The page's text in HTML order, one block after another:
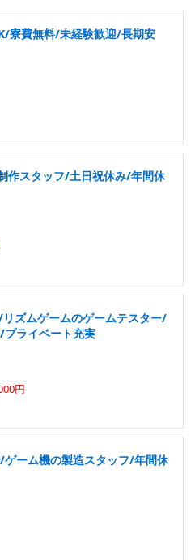
寮費無料/未経験歓迎/長期安
作スタッフ/土日祝休み/年間休
リズムゲームのゲームテスター/
ライベート充実
円
ーム機の製造スタッフ/年間休